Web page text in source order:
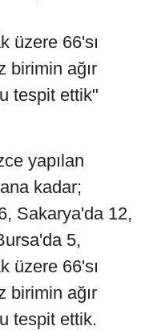
üzere 66'sı
birimin ağır
tespit ettik"
yapılan
kadar;
Sakarya'da 12,
5,
üzere 66'sı
birimin ağır
tespit ettik.